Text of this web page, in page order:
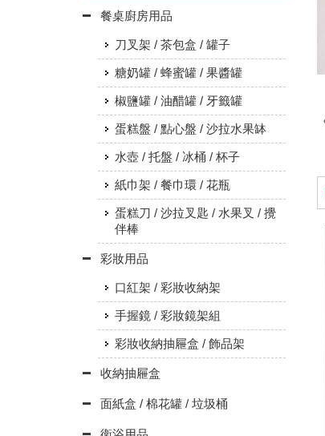
餐桌廚房用品
刀叉架 / 茶包盒 / 罐子
糖奶罐 / 蜂蜜罐 / 果醬罐
椒鹽罐 / 油醋罐 / 牙籤罐
蛋糕盤 / 點心盤 / 沙拉水果缽
水壺 / 托盤 / 冰桶 / 杯子
紙巾架 / 餐巾環 / 花瓶
蛋糕刀 / 沙拉叉匙 / 水果叉 / 攪
伴棒
彩妝用品
口紅架 / 彩妝收納架
手握鏡 / 彩妝鏡架組
彩妝收納抽屜盒 / 飾品架
收納抽屜盒
面紙盒 / 棉花罐 / 垃圾桶